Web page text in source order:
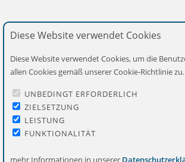
Diese Website verwendet Cookies
Diese Website verwendet Cookies, um die
allen Cookies gemäß unserer Cookie-Richtlinie zu.
UNBEDINGT ERFORDERLICH
ZIELSETZUNG
LEISTUNG
FUNKTIONALITÄT
mehr Informationen in unserer